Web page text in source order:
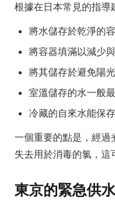
根據在日本常見的指導
將水儲存於乾淨的
將容器填滿以減少
將其儲存於避免陽
室溫儲存的水一般
冷藏的自來水能保
一個重要的點是，經過
失去用於消毒的氯，這
東京的緊急供